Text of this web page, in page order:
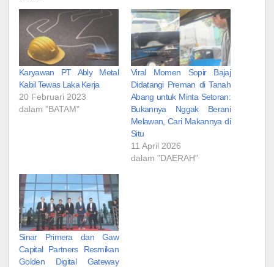
Karyawan PT Ably Metal
Kabil Tewas Laka Kerja
20 Februari 2023
dalam "BATAM"
Viral Momen Sopir Bajaj
Didatangi Preman di Tanah
Abang untuk Minta Setoran:
Bukannya Nggak Berani
Melawan, Cari Makannya di
Situ
11 April 2026
dalam "DAERAH"
Sinar Primera dan Gaw
Capital Partners Resmikan
Golden Digital Gateway